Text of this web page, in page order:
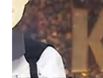
박혜신, 복면가왕 1급특수요원 의